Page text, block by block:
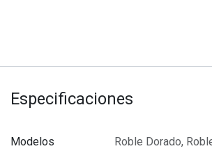
Especificaciones
Modelos Roble Dorado,